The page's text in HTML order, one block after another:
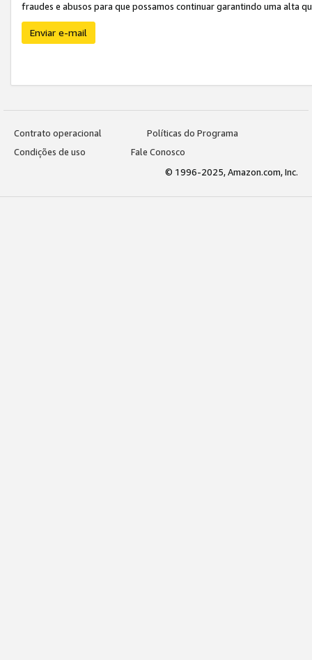
fraudes e abusos para que possamos continuar garantindo uma alta
Enviar e-mail
Contrato operacional
Políticas do Programa
Condições de uso
Fale Conosco
© 1996-2025, Amazon.com, Inc.